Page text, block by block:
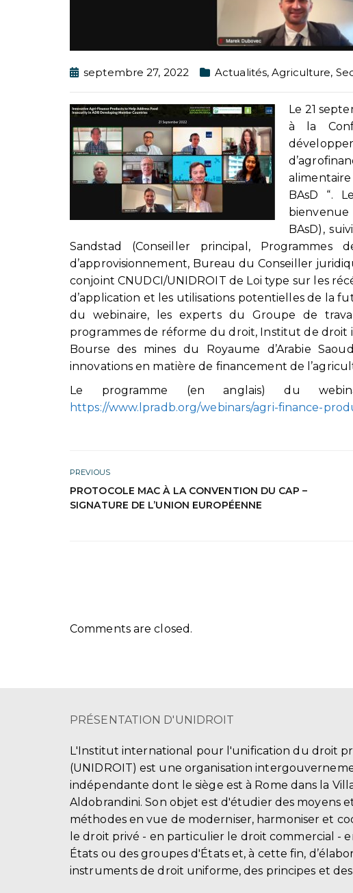
septembre 27, 2022 Actualités,Agriculture,
Le 21
à la
BAsD “.
BAsD),
Sandstad (Conseiller principal,
d’approvisionnement, Bureau du Conseiller
conjoint CNUDCI/UNIDROIT de Loi type sur les
d’application et les utilisations potentielles de la
du webinaire, les experts du Groupe de
programmes de réforme du droit, Institut de
Bourse des mines du Royaume d’Arabie
innovations en matière de financement de
Le programme (en anglais) du
https://www.lpradb.org/webinars/agri-finance-
PREVIOUS
PROTOCOLE MAC À LA CONVENTION DU CAP –
SIGNATURE DE L’UNION EUROPÉENNE
Comments are closed.
PRÉSENTATION D'UNIDROIT
L'Institut international pour l'unification du droit
(UNIDROIT) est une organisation
indépendante dont le siège est à Rome dans la
Aldobrandini. Son objet est d'étudier des moyens
méthodes en vue de moderniser, harmoniser et
le droit privé - en particulier le droit commercial -
États ou des groupes d'États et, à cette fin,
instruments de droit uniforme, des principes et